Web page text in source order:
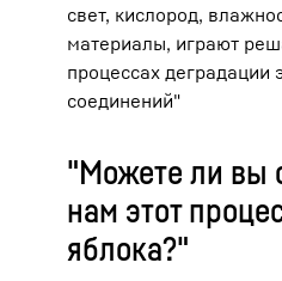
свет, кислород,
материалы, играют
процессах деградации
соединений"
"Можете ли вы
нам этот
яблока?"